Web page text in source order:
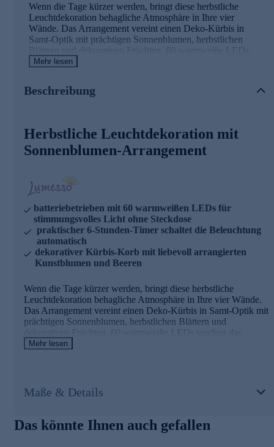
Wenn die Tage kürzer werden, bringt diese herbstliche
Leuchtdekoration behagliche Atmosphäre in Ihre vier
Wände. Das Arrangement vereint einen Deko-Kürbis in
Samt-Optik mit prächtigen Sonnenblumen, herbstlichen
Blättern und dekorativen Früchten. 60 warmweiße LEDs
tauchen das Ensemble in sanftes Licht und schaffen eine
Dekoration völlig flexibel, ganz ohne lästiges Kabel. Der
gemütliche Beleuchtung. Das Batteriefach verschwindet
diskret in einer Aussparung des Kürbisses. Batterien sind
bereits im Lieferumfang enthalten, sodass Sie sofort loslegen
können. Holen Sie sich die Schönheit der Jahreszeit ins
Zuhause in herbstliches Licht taucht.
Mehr lesen
Beschreibung
Herbstliche Leuchtdekoration mit
Sonnenblumen-Arrangement
batteriebetrieben mit 60 warmweißen LEDs für
stimmungsvolles Licht ohne Steckdose
praktischer 6-Stunden-Timer schaltet die Beleuchtung
automatisch
dekorativer Kürbis-Korb mit liebevoll arrangierten
Kunstblumen und Beeren
Wenn die Tage kürzer werden, bringt diese herbstliche
Leuchtdekoration behagliche Atmosphäre in Ihre vier Wände.
Das Arrangement vereint einen Deko-Kürbis in Samt-Optik mit
prächtigen Sonnenblumen, herbstlichen Blättern und
dekorativen Früchten. 60 warmweiße LEDs tauchen das
Ensemble in sanftes Licht und schaffen eine wohlige
integrierte Timer schaltet das Licht nach 6 Stunden automatisch
ab – so genießen Sie jeden Abend aufs Neue die gemütliche
Aussparung des Kürbisses. Batterien sind bereits im
Lieferumfang enthalten, sodass Sie sofort loslegen können.
Mehr lesen
Maße & Details
Das könnte Ihnen auch gefallen